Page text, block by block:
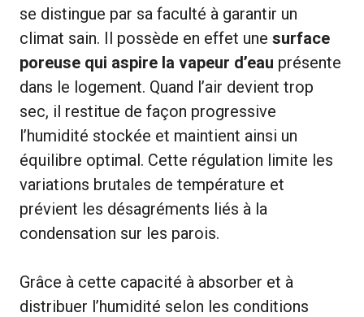
se distingue par sa faculté à garantir un
climat sain. Il possède en effet une surface
poreuse qui aspire la vapeur d’eau présente
dans le logement. Quand l’air devient trop
sec, il restitue de façon progressive
l’humidité stockée et maintient ainsi un
équilibre optimal. Cette régulation limite les
variations brutales de température et
prévient les désagréments liés à la
condensation sur les parois.
Grâce à cette capacité à absorber et à
distribuer l’humidité selon les conditions